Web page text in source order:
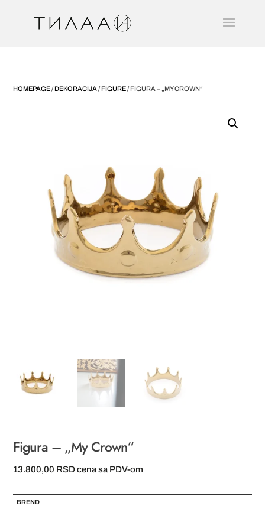
HOMEPAGE/DEKORACIJA /FIGURE/ FIGURA – „MY CROWN“
Figura – „My Crown“
13.800,00 RSD cena sa PDV-om
BREND